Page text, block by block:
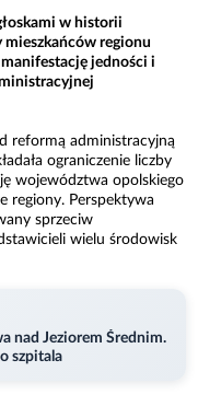
w historii
mieszkańców regionu
jedności i
reformą administracyjną
ograniczenie liczby
województwa opolskiego
regiony. Perspektywa
sprzeciw
wielu środowisk
nad Jeziorem Średnim.
szpitala